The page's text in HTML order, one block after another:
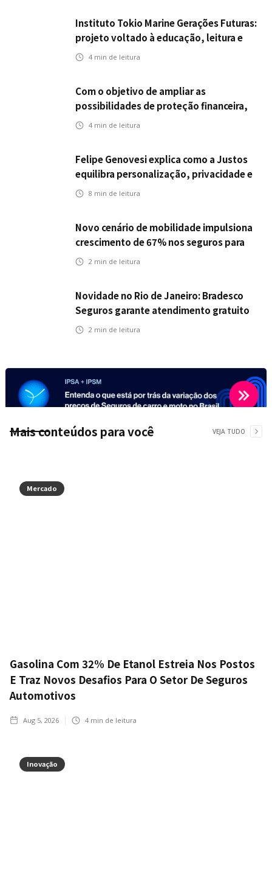
Instituto Tokio Marine Gerações Futuras:
projeto voltado à educação, leitura e
empregabilidade
4 min de leitura
Com o objetivo de ampliar as
possibilidades de proteção financeira,
Icatu Seguros eleva capital segurado
4 min de leitura
Felipe Genovesi explica como a Justos
equilibra personalização, privacidade e
tecnologia
8 min de leitura
Novo cenário de mobilidade impulsiona
crescimento de 67% nos seguros para
veículos elétricos da Bradesco Seguros
2 min de leitura
Novidade no Rio de Janeiro: Bradesco
Seguros garante atendimento gratuito
na Ponte Rio-Niterói
2 min de leitura
Mais conteúdos para você VEJA TUDO
Mercado
Gasolina Com 32% De Etanol Estreia Nos Postos
E Traz Novos Desafios Para O Setor De Seguros
Automotivos
Aug 5, 2026 4 min de leitura
Inovação